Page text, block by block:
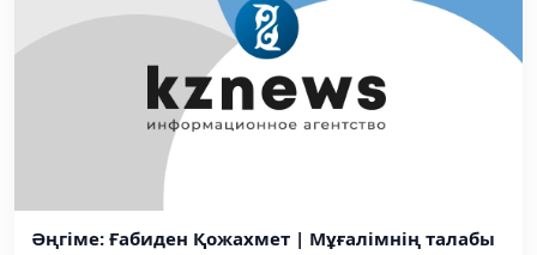
Әңгіме: Ғабиден Қожахмет | Мұғалімнің талабы